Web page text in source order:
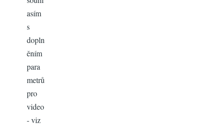
asím
s
dopln
ěním
para
metrů
pro
video
- viz